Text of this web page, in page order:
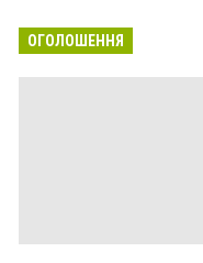
ОГОЛОШЕННЯ